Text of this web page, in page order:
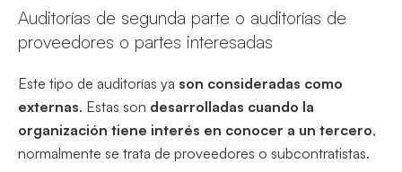
Auditorías de segunda parte o auditorías de
proveedores o partes interesadas
Este tipo de auditorías ya son consideradas como
externas. Estas son desarrolladas cuando la
organización tiene interés en conocer a un tercero,
normalmente se trata de proveedores o subcontratistas.